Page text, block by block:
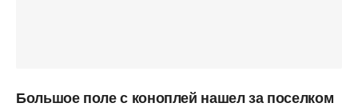
Большое поле с коноплей нашел за поселком